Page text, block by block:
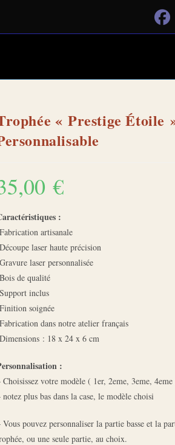
« Prestige Étoile
€
:
artisanale
laser haute précision
laser personnalisée
de qualité
inclus
soignée
dans notre atelier français
: 18 x 24 x 6 cm
:
Choisissez votre modèle ( 1er, 2eme, 3eme, 4eme
notez plus bas dans la case, le modèle choisi
Vous pouvez personnaliser la partie basse et la
ou une seule partie, au choix.